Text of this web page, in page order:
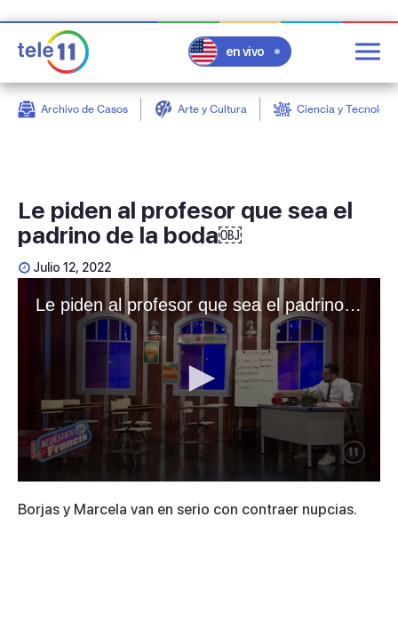
en vivo
Archivo de Casos Arte y Cultura Ciencia y
Le piden al profesor que sea el
padrino de la boda￼
Julio 12, 2022
Le piden al profesor que sea el padrino de la boda
seconds
of
Borjas y Marcela van en serio con contraer nupcias.
post